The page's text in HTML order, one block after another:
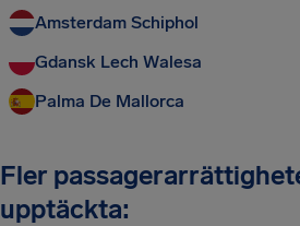
Amsterdam Schiphol
Gdansk Lech Walesa
Palma De Mallorca
Fler
upptäckta: